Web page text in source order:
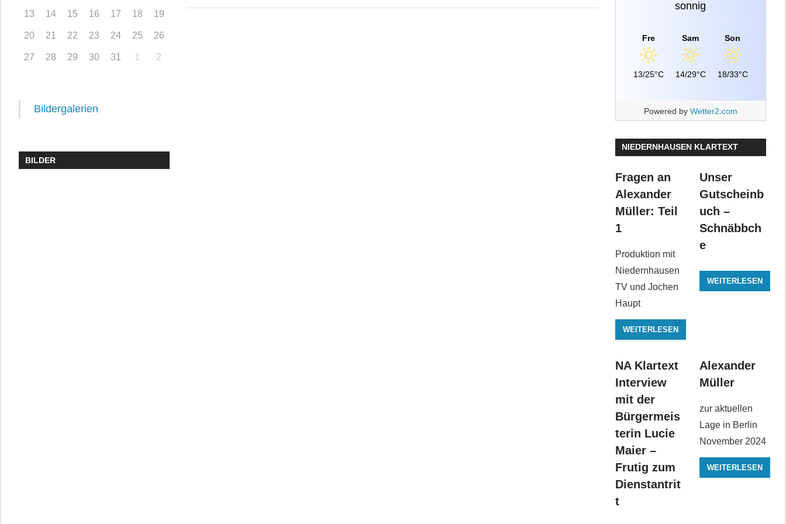
13 14 15 16 17 18 19
20 21 22 23 24 25 26
27 28 29 30 31 1 2
Bildergalerien
BILDER
sonnig
Fre
13/25°C
Sam
14/29°C
Son
18/33°C
Powered by Wetter2.com
NIEDERNHAUSEN KLARTEXT
Fragen an
Alexander
Müller: Teil
1
Produktion mit
Niedernhausen
TV und Jochen
Haupt
WEITERLESEN
Unser
Gutscheinb
uch –
Schnäbbch
e
WEITERLESEN
NA Klartext
Interview
mit der
Bürgermeis
terin Lucie
Maier –
Frutig zum
Dienstantrit
t
Alexander
Müller
zur aktuellen
Lage in Berlin
November 2024
WEITERLESEN